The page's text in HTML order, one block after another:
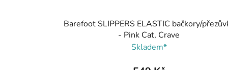
Barefoot SLIPPERS ELASTIC bačkory/
- Pink Cat, Crave
Skladem*